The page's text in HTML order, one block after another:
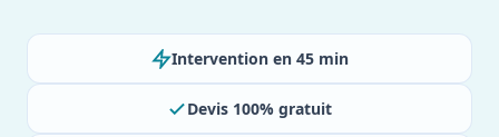
Intervention en 45 min
Devis 100% gratuit